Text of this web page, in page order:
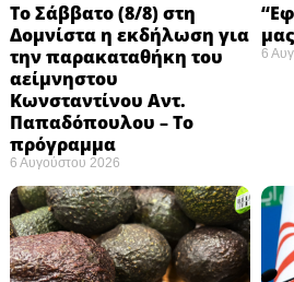
Το Σάββατο (8/8) στη
Δομνίστα η εκδήλωση για
την παρακαταθήκη του
αείμνηστου
Κωνσταντίνου Αντ.
Παπαδόπουλου – Το
πρόγραμμα
6 Αυγούστου 2026
6